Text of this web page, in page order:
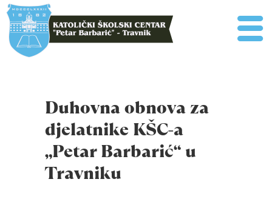
Duhovna obnova za
djelatnike KŠC-a
„Petar Barbarić“ u
Travniku